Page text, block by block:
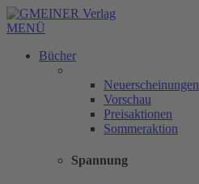
MENÜ
Bücher
Neuerscheinungen
Vorschau
Preisaktionen
Sommeraktion
Spannung